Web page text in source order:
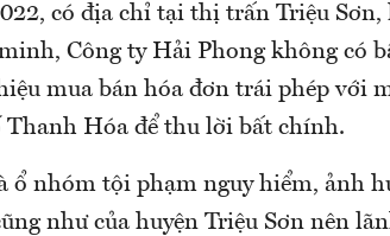
có địa chỉ tại thị trấn Triệu Sơn,
Công ty Hải Phong không có
mua bán hóa đơn trái phép với
Thanh Hóa để thu lời bất chính.
ổ nhóm tội phạm nguy hiểm, ảnh
như của huyện Triệu Sơn nên